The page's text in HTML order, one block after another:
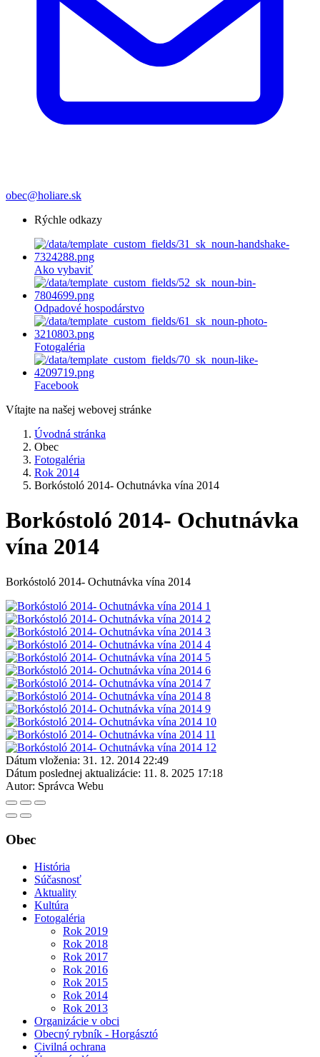
obec@holiare.sk
Rýchle odkazy
Ako vybaviť
Odpadové hospodárstvo
Fotogaléria
Facebook
Vítajte na našej webovej stránke
Úvodná stránka
Obec
Fotogaléria
Rok 2014
Borkóstoló 2014- Ochutnávka vína 2014
Borkóstoló 2014- Ochutnávka
vína 2014
Borkóstoló 2014- Ochutnávka vína 2014
Dátum vloženia: 31. 12. 2014 22:49
Dátum poslednej aktualizácie: 11. 8. 2025 17:18
Autor: Správca Webu
Obec
História
Súčasnosť
Aktuality
Kultúra
Fotogaléria
Rok 2019
Rok 2018
Rok 2017
Rok 2016
Rok 2015
Rok 2014
Rok 2013
Organizácie v obci
Obecný rybník - Horgásztó
Civilná ochrana